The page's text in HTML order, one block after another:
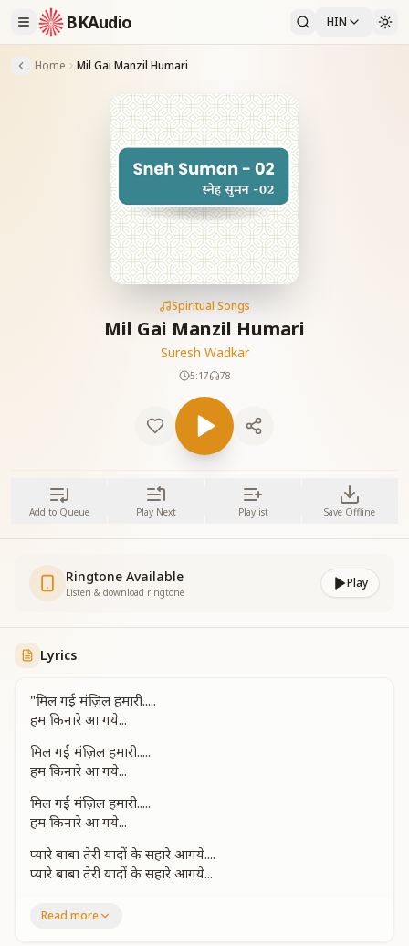
BKAudio HIN
Home Mil Gai Manzil Humari
Spiritual Songs
Mil Gai Manzil Humari
Suresh Wadkar
5:17 78
Add to Queue Play Next Playlist Save Offline
Ringtone Available
Listen & download ringtone
Play
Lyrics
"मिल गई मंज़िल हमारी.....
हम किनारे आ गये...
मिल गई मंज़िल हमारी.....
हम किनारे आ गये...
मिल गई मंज़िल हमारी.....
हम किनारे आ गये...
प्यारे बाबा तेरी यादों के सहारे आगये....
प्यारे बाबा तेरी यादों के सहारे आगये...
हम किनारे आ गये...
Read more